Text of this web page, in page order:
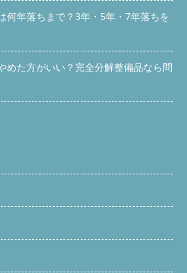
立・SHARPなど多数対応 分解点検＋
案 埼玉・東京・神奈川・群馬対応 よ
改善することもありますが、多くは部
市以外も来てもらえる？A. はい。埼
県・群馬県対応です。 まとめ
ニングで正常復帰しました。 エラー
前に、 ドラム式洗濯機専門店へご相
る 便利屋BUZZのドラム式洗濯機分
ービス内容や作業内容、機種別料金に
確認いただけます。 ご予約前にぜひ
{ position: fixed; top: -60px; left: 0;
color: #00C73C; padding: 12px 10px;
box-shadow: 0 2px 8px
top 0.3s ease; } #scroll-bar.show { top:
何年落ちまで？3年・5年・7年落ちを
めた方がいい？完全分解整備品なら問